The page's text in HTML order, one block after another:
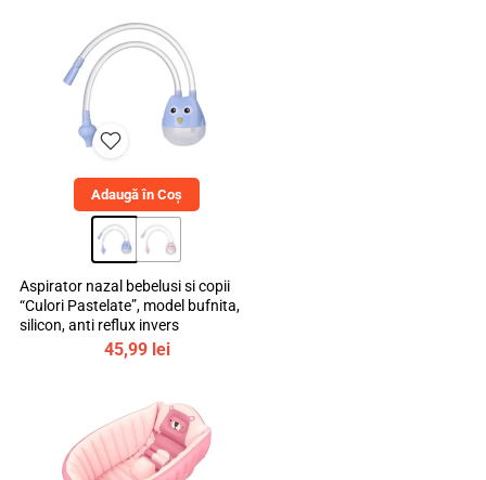
fost:
150,00 lei.
Adaugă în Coș
Aspirator nazal bebelusi si copii
“Culori Pastelate”, model bufnita,
silicon, anti reflux invers
45,99 lei